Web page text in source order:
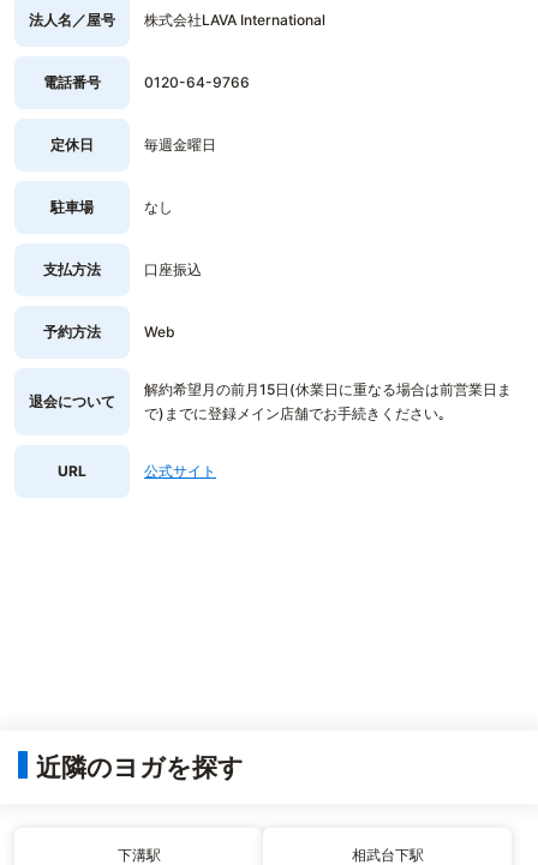
法人名／屋号 株式会社LAVA International
電話番号 0120-64-9766
定休日 毎週金曜日
駐車場 なし
支払方法 口座振込
予約方法 Web
退会について
解約希望月の前月15日(休業日に重なる場合は前営業日ま
で)までに登録メイン店舗でお手続きください｡
URL 公式サイト
近隣のヨガを探す
下溝駅 相武台下駅